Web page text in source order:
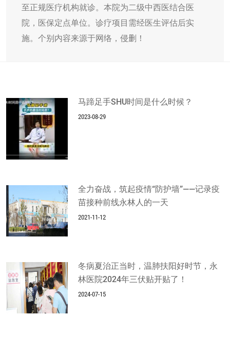
至正规医疗机构就诊。本院为二级中西医结合医
院，医保定点单位。诊疗项目需经医生评估后实
施。个别内容来源于网络，侵删！
马蹄足手SHU时间是什么时候？
2023-08-29
全力奋战，筑起疫情“防护墙”——记录疫
苗接种前线永林人的一天
2021-11-12
冬病夏治正当时，温肺扶阳好时节，永
林医院2024年三伏贴开贴了！
2024-07-15